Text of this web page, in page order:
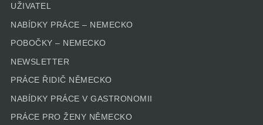
UŽIVATEL
NABÍDKY PRÁCE – NEMECKO
POBOČKY – NEMECKO
NEWSLETTER
PRÁCE ŘIDIČ NĚMECKO
NABÍDKY PRÁCE V GASTRONOMII
PRÁCE PRO ŽENY NĚMECKO